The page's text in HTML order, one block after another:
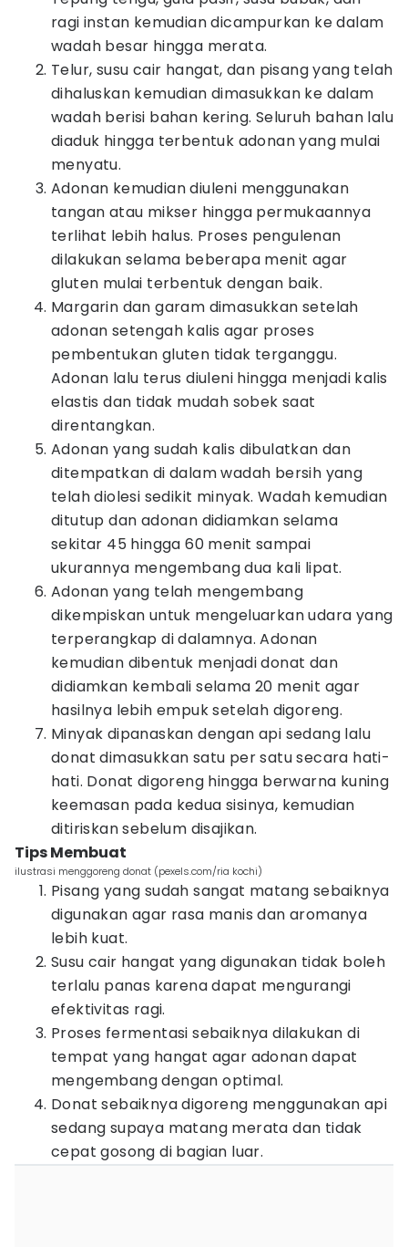
ragi instan kemudian dicampurkan ke dalam
wadah besar hingga merata.
Telur, susu cair hangat, dan pisang yang telah
dihaluskan kemudian dimasukkan ke dalam
wadah berisi bahan kering. Seluruh bahan lalu
diaduk hingga terbentuk adonan yang mulai
menyatu.
Adonan kemudian diuleni menggunakan
tangan atau mikser hingga permukaannya
terlihat lebih halus. Proses pengulenan
dilakukan selama beberapa menit agar
gluten mulai terbentuk dengan baik.
Margarin dan garam dimasukkan setelah
adonan setengah kalis agar proses
pembentukan gluten tidak terganggu.
Adonan lalu terus diuleni hingga menjadi kalis
elastis dan tidak mudah sobek saat
direntangkan.
Adonan yang sudah kalis dibulatkan dan
ditempatkan di dalam wadah bersih yang
telah diolesi sedikit minyak. Wadah kemudian
ditutup dan adonan didiamkan selama
sekitar 45 hingga 60 menit sampai
ukurannya mengembang dua kali lipat.
Adonan yang telah mengembang
dikempiskan untuk mengeluarkan udara yang
terperangkap di dalamnya. Adonan
kemudian dibentuk menjadi donat dan
didiamkan kembali selama 20 menit agar
hasilnya lebih empuk setelah digoreng.
Minyak dipanaskan dengan api sedang lalu
donat dimasukkan satu per satu secara hati-
hati. Donat digoreng hingga berwarna kuning
keemasan pada kedua sisinya, kemudian
ditiriskan sebelum disajikan.
Tips Membuat
ilustrasi menggoreng donat (pexels.com/ria kochi)
Pisang yang sudah sangat matang sebaiknya
digunakan agar rasa manis dan aromanya
lebih kuat.
Susu cair hangat yang digunakan tidak boleh
terlalu panas karena dapat mengurangi
efektivitas ragi.
Proses fermentasi sebaiknya dilakukan di
tempat yang hangat agar adonan dapat
mengembang dengan optimal.
Donat sebaiknya digoreng menggunakan api
sedang supaya matang merata dan tidak
cepat gosong di bagian luar.